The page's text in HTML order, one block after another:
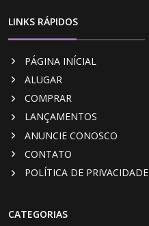
LINKS RÁPIDOS
PÁGINA INÍCIAL
ALUGAR
COMPRAR
LANÇAMENTOS
ANUNCIE CONOSCO
CONTATO
POLÍTICA DE PRIVACIDADE
CATEGORIAS